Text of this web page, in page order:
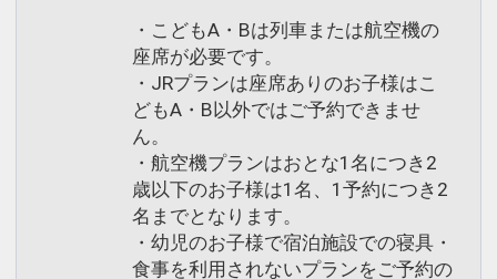
・こどもA・Bは列車または航空機の
座席が必要です。
・JRプランは座席ありのお子様はこ
どもA・B以外ではご予約できませ
ん。
・航空機プランはおとな1名につき2
歳以下のお子様は1名、1予約につき2
名までとなります。
・幼児のお子様で宿泊施設での寝具・
食事を利用されないプランをご予約の